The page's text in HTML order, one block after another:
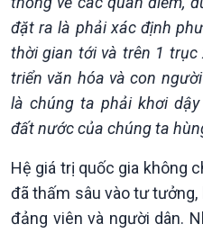
đặt ra là phải xác định
thời gian tới và trên 1
triển văn hóa và con
là chúng ta phải khơi
đất nước của chúng ta
Hệ giá trị quốc gia không
đã thấm sâu vào tư
đảng viên và người dân.